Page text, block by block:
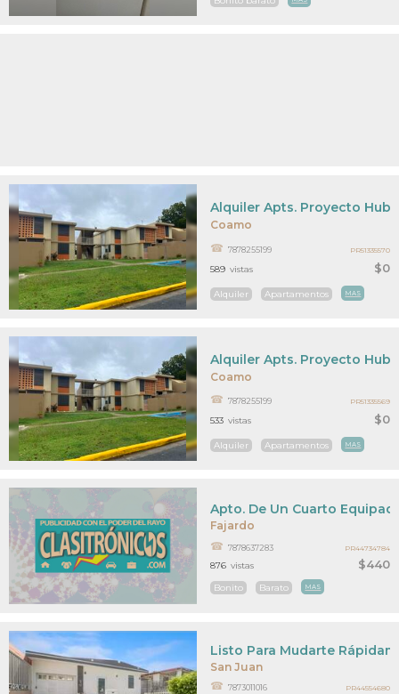
Coamo
$0
Alquiler Apts. Proyecto
7878255199
Alquiler Apartamentos MAS
589 vistas
PR51335570
Coamo
$0
Alquiler Apts. Proyecto
7878255199
Alquiler Apartamentos MAS
533 vistas
PR51335569
Fajardo
$440
Apto. De Un Cuarto
7878637283
Bonito Barato MAS
876 vistas
PR44734784
San Juan
Listo Para Mudarte
7873011016 PR44554680